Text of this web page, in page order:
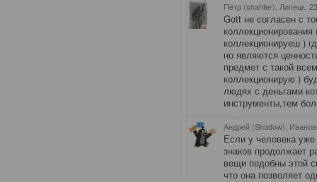
Пётр (shahter), Липецк ,
Gott не согласен с
коллекционируеш )
но являются
предмет с такой
коллекционирую )
людях с деньгами
инструменты,тем
Андрей (Shadow),
Если у человека
знаков продолжает
вещи подобны этой
что она позволяет